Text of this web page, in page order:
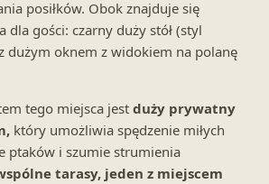
posiłków. Obok znajduje się
dla gości: czarny duży stół (styl
dużym oknem z widokiem na polanę
tego miejsca jest duży prywatny
który umożliwia spędzenie miłych
ptaków i szumie strumienia
tarasy, jeden z miejscem